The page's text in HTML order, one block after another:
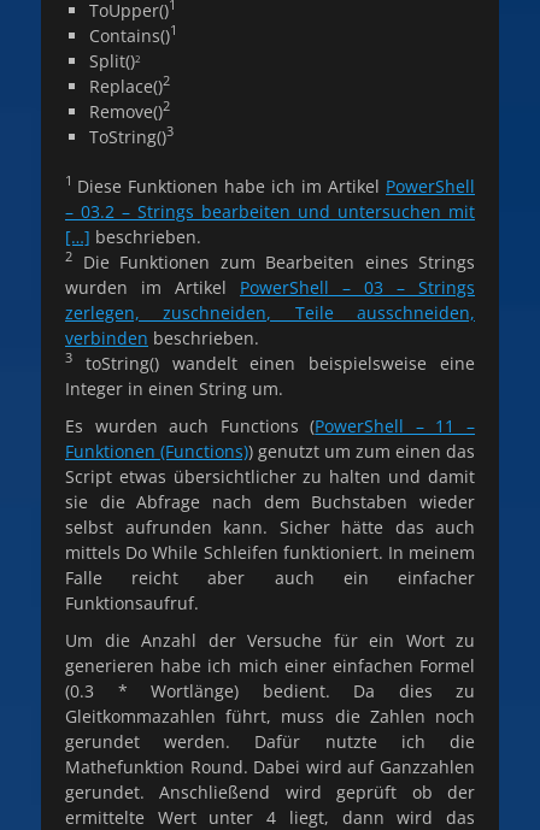
ToUpper()1
Contains()1
Split()2
Replace()2
Remove()2
ToString()3
1 Diese Funktionen habe ich im Artikel PowerShell
– 03.2 – Strings bearbeiten und untersuchen mit
[…] beschrieben.
2
Die Funktionen zum Bearbeiten eines Strings
wurden im Artikel PowerShell – 03 – Strings
zerlegen, zuschneiden, Teile ausschneiden,
verbinden beschrieben.
3
toString() wandelt einen beispielsweise eine
Integer in einen String um.
Es wurden auch Functions (PowerShell – 11 –
Funktionen (Functions)) genutzt um zum einen das
Script etwas übersichtlicher zu halten und damit
sie die Abfrage nach dem Buchstaben wieder
selbst aufrunden kann. Sicher hätte das auch
mittels Do While Schleifen funktioniert. In meinem
Falle reicht aber auch ein einfacher
Funktionsaufruf.
Um die Anzahl der Versuche für ein Wort zu
generieren habe ich mich einer einfachen Formel
(0.3 * Wortlänge) bedient. Da dies zu
Gleitkommazahlen führt, muss die Zahlen noch
gerundet werden. Dafür nutzte ich die
Mathefunktion Round. Dabei wird auf Ganzzahlen
gerundet. Anschließend wird geprüft ob der
ermittelte Wert unter 4 liegt, dann wird das